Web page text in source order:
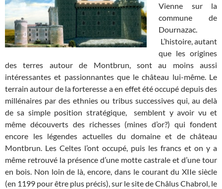
Vienne sur la
commune de
Dournazac.
L’histoire, autant
que les origines
des terres autour de Montbrun, sont au moins aussi
intéressantes et passionnantes que le château lui-même. Le
terrain autour de la forteresse a en effet été occupé depuis des
millénaires par des ethnies ou tribus successives qui, au delà
de sa simple position stratégique, semblent y avoir vu et
même découverts des richesses (mines d’or?) qui fondent
encore les légendes actuelles du domaine et de château
Montbrun. Les Celtes l’ont occupé, puis les francs et on y a
même retrouvé la présence d’une motte castrale et d’une tour
en bois. Non loin de là, encore, dans le courant du XIIe siècle
(en 1199 pour être plus précis), sur le site de Châlus Chabrol, le